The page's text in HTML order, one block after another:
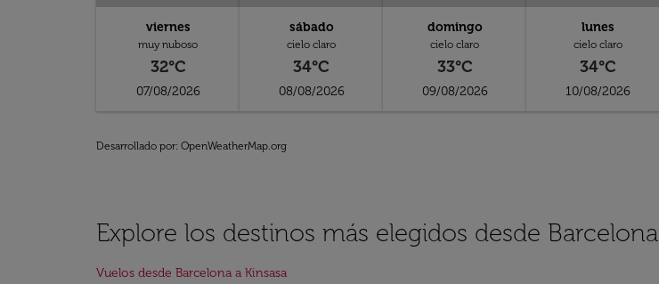
viernes
muy nuboso
32°C
07/08/2026
sábado
cielo claro
34°C
08/08/2026
domingo
cielo claro
33°C
09/08/2026
lunes
cielo claro
34°C
10/08/2026
Desarrollado por: OpenWeatherMap.org
Explore los destinos más elegidos desde Barcelona
Vuelos desde Barcelona a Kinsasa